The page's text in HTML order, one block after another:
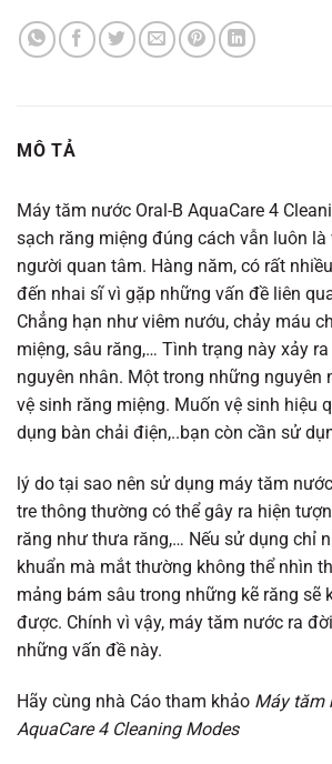
MÔ TẢ
Máy tăm nước Oral-B AquaCare 4
sạch răng miệng đúng cách vẫn luôn
người quan tâm. Hàng năm, có rất
đến nhai sĩ vì gặp những vấn đề liên
Chẳng hạn như viêm nướu, chảy máu
miệng, sâu răng,… Tình trạng này xảy
nguyên nhân. Một trong những nguyên
vệ sinh răng miệng. Muốn vệ sinh hiệu
dụng bàn chải điện,..bạn còn cần sử
lý do tại sao nên sử dụng máy tăm
tre thông thường có thể gây ra hiện
răng như thưa răng,… Nếu sử dụng chỉ
khuẩn mà mắt thường không thể nhìn
mảng bám sâu trong những kẽ răng sẽ
được. Chính vì vậy, máy tăm nước ra
những vấn đề này.
Hãy cùng nhà Cáo tham khảo Máy tăm
AquaCare 4 Cleaning Modes